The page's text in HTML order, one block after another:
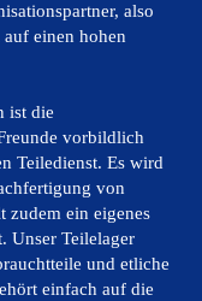
also
einen hohen
ist die
vorbildlich
Teiledienst. Es wird
von
zudem ein eigenes
Unser Teilelager
und etliche
einfach auf die